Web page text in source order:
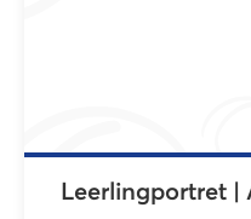
Leerlingportret |